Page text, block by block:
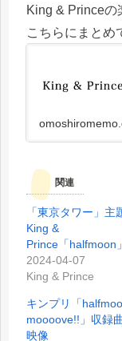
King & Princeの
こちらにまとめ
関連
「東京タワー」主
King &
Prince「halfmoon」
2024-04-07
King & Prince
キンプリ「
mooooveǃǃ」収録
映像